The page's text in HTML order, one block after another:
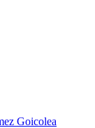
Goicolea